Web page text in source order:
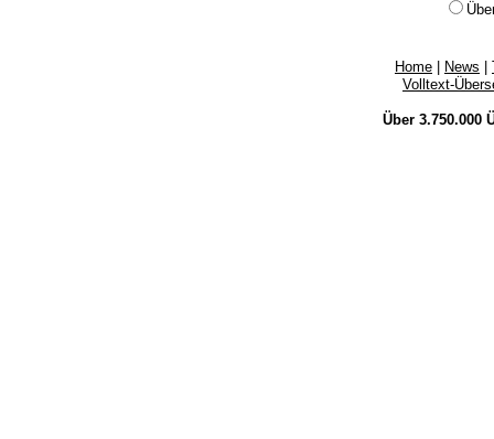
Home News
Volltext-
Über 3.750.000